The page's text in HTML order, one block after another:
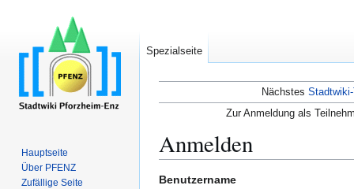
Nächstes
Zur Anmeldung als
Anmelden
Zur
Zur
Benutzername
Spezialseite
Hauptseite
Über PFENZ
Zufällige Seite